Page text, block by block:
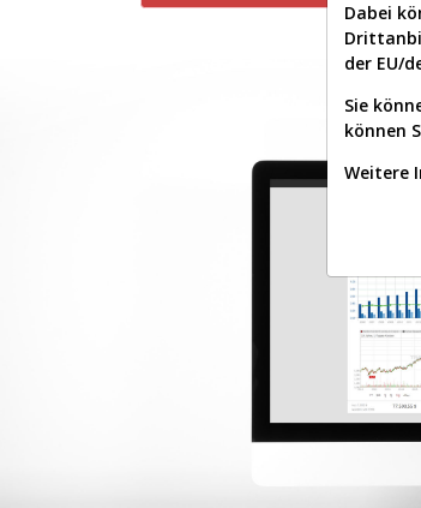
Dabei
der EU/
Sie
können
Weitere